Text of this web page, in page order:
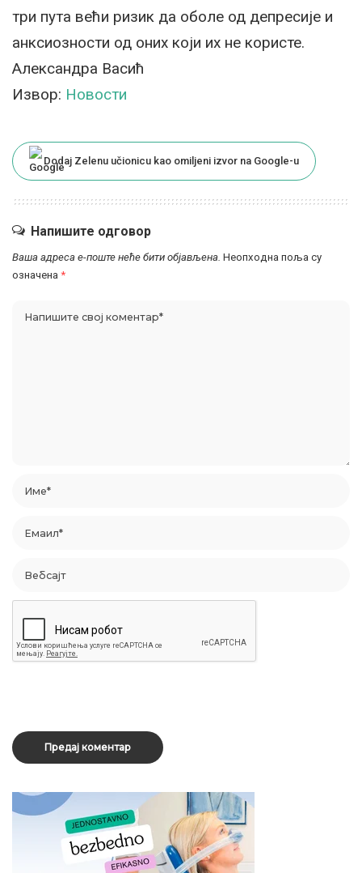
три пута већи ризик да оболе од депресије и
анксиозности од оних који их не користе.
Александра Васић
Извор: Новости
Dodaj Zelenu učionicu kao omiljeni izvor na Google-u
Напишите одговор
Ваша адреса е-поште неће бити објављена. Неопходна поља су
означена *